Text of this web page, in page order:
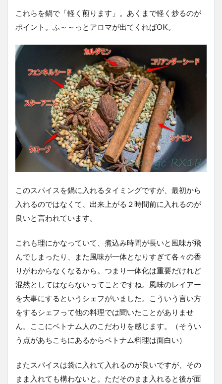
これらを鍋で「軽く煎ります」。あくまで軽く炒るのが
ポイント。ふ～～っとアロマが出てくればOK。
このスパイスを鍋に入れるタイミングですが、最初から
入れるのではなくて、出来上がる２時間前に入れるのが
良いと言われています。
これも理にかなっていて、煮込み時間が長いと風味が飛
んでしまったり、また風味が一体となりすぎて各々の香
りがわからなくなるから。つまり一体化は重要だけれど
混然としてはならないってことですね。風味のレイアー
を大事にするというシェフがいました。こういう言い方
をするシェフって他の料理では聞いたことがありませ
ん。ここにベトナム人のこだわりを感じます。（そうい
う点があちこちにあるからベトナム料理は面白い）
またスパイスは袋に入れて入れるのが良いですが、その
まま入れても構わないと。ただそのまま入れると後が面